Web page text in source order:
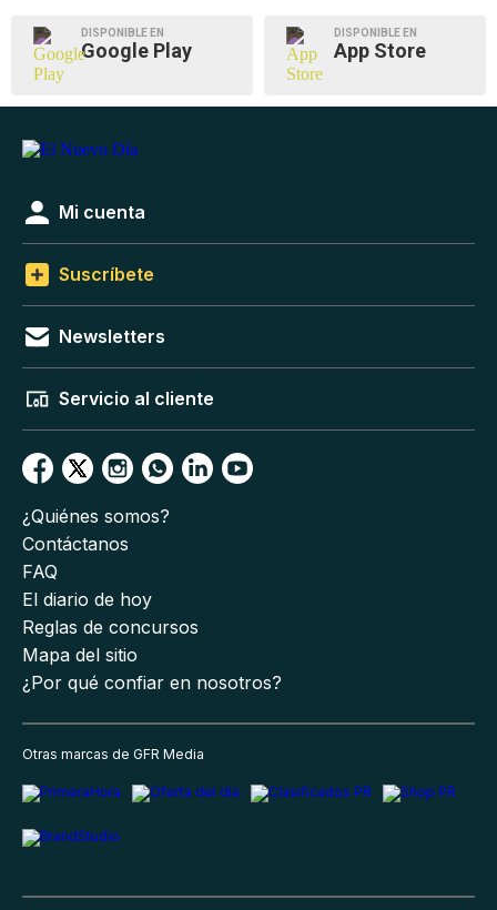
DISPONIBLE EN
Google Play
DISPONIBLE EN
App Store
Mi cuenta
Suscríbete
Newsletters
Servicio al cliente
¿Quiénes somos?
Contáctanos
FAQ
El diario de hoy
Reglas de concursos
Mapa del sitio
¿Por qué confiar en nosotros?
Otras marcas de GFR Media